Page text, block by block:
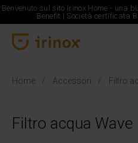
Benvenuto sul sito Irinox Home - una
Benefit | Società certificata
Home Accessori
Filtro acqua Wave